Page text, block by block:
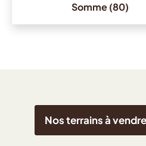
Somme (80)
Nos terrains à